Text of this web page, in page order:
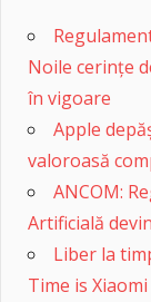
Noile cerințe
în vigoare
Apple
valoroasă
ANCOM:
Artificială
Liber la
Time is